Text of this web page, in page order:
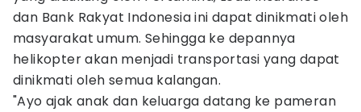
dan Bank Rakyat Indonesia ini dapat dinikmati oleh
masyarakat umum. Sehingga ke depannya
helikopter akan menjadi transportasi yang dapat
dinikmati oleh semua kalangan.
"Ayo ajak anak dan keluarga datang ke pameran